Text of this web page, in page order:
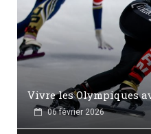
Vivre les Olympiques
06 février 2026